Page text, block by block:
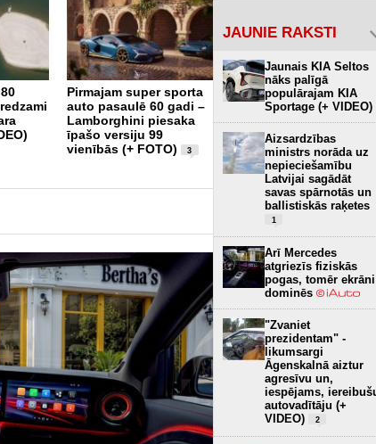
Pirmajam super sporta
auto pasaulē 60 gadi –
Lamborghini piesaka
īpašo versiju 99
vienībās (+ FOTO)
3
Piedāvājumā atgriežas
821 Zs jaudīgais Shelby
F-150 Super Snake
Sport (+ FOTO)
9
JAUNIE RAKSTI
Jaunais KIA Seltos
nāks palīgā
populārajam KIA
Sportage (+ VIDEO)
Aizsardzības
ministrs norāda uz
nepieciešamību
Latvijai sagādāt
savas spārnotās un
ballistiskās raķetes
1
Arī Mercedes
atgriezīs fiziskās
pogas, tomēr ekrāni
dominēs
"Zvaniet
prezidentam" -
likumsargi
Āgenskalnā aiztur
agresīvu un,
iespējams,
autovadītāju (+
VIDEO)
2